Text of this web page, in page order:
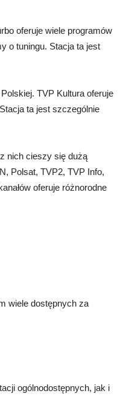
oferuje wiele programów
o tuningu. Stacja ta jest
TVP Kultura oferuje
ta jest szczególnie
nich cieszy się dużą
Polsat, TVP2, TVP Info,
oferuje różnorodne
wiele dostępnych za
ogólnodostępnych, jak i